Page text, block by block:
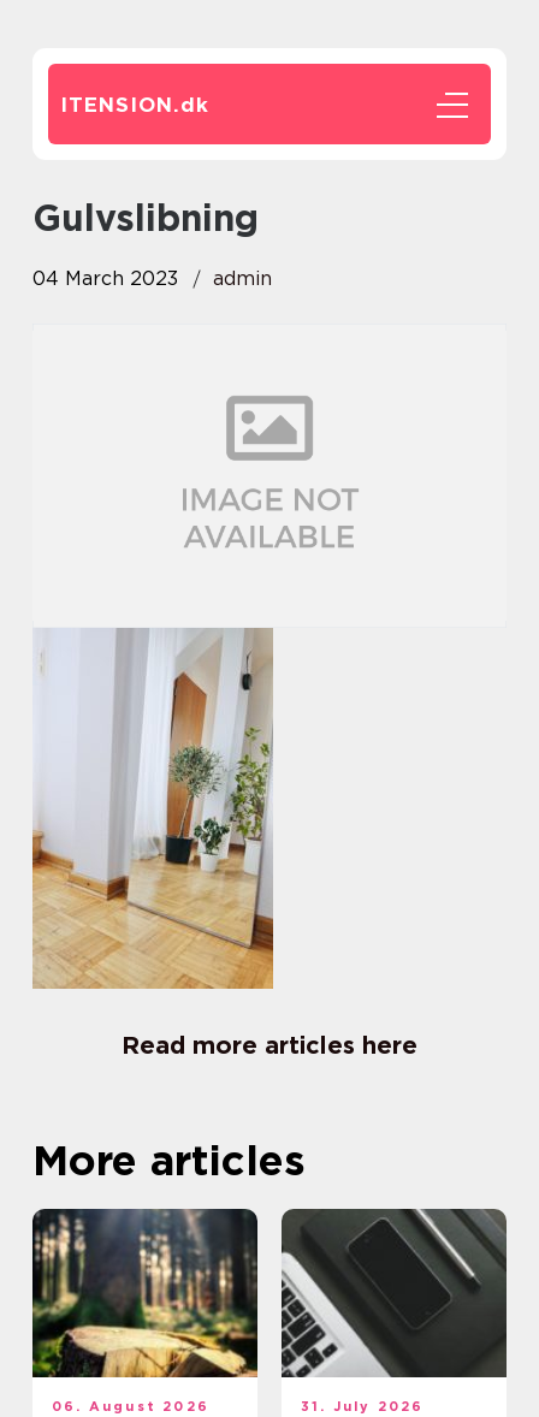
ITENSION.dk
gulvslibning
04 March 2023 admin
Read more articles here
More articles
06. August 2026 31. July 2026